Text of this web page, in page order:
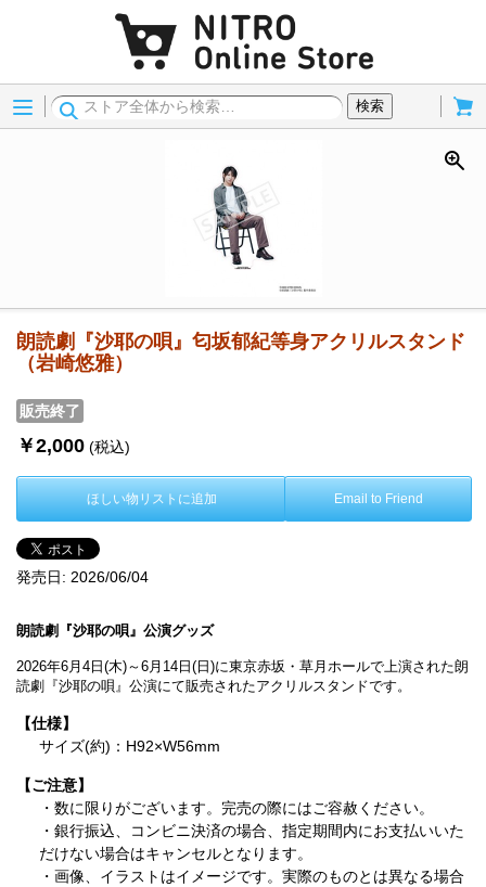
Menu
検索
朗読劇『沙耶の唄』匂坂郁紀等身アクリルスタンド
（岩崎悠雅）
販売終了
￥2,000 (税込)
ほしい物リストに追加 Email to Friend
発売日: 2026/06/04
朗読劇『沙耶の唄』公演グッズ
2026年6月4日(木)～6月14日(日)に東京赤坂・草月ホールで上演された朗
読劇『沙耶の唄』公演にて販売されたアクリルスタンドです。
【仕様】
サイズ(約)：H92×W56mm
【ご注意】
・数に限りがございます。完売の際にはご容赦ください。
・銀行振込、コンビニ決済の場合、指定期間内にお支払いいた
だけない場合はキャンセルとなります。
・画像、イラストはイメージです。実際のものとは異なる場合